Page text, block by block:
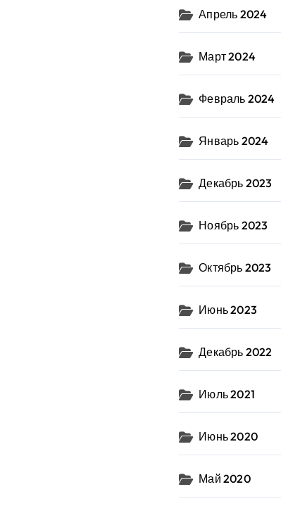
Апрель 2024
Март 2024
Февраль 2024
Январь 2024
Декабрь 2023
Ноябрь 2023
Октябрь 2023
Июнь 2023
Декабрь 2022
Июль 2021
Июнь 2020
Май 2020